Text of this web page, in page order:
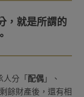
，就是所謂的
人分「 配偶 」、
餘財產後，還有相